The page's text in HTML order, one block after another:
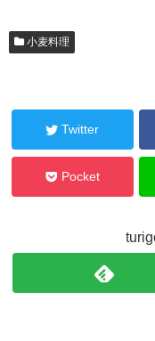
小麦料理
Twitter
Pocket